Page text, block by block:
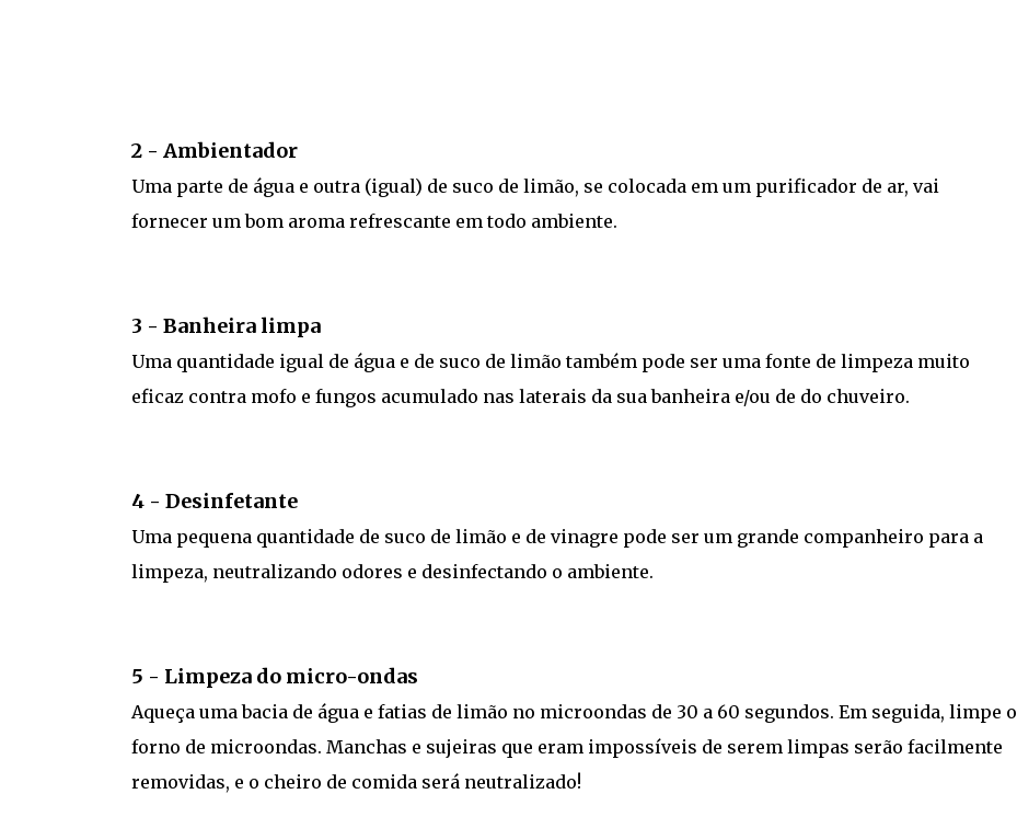
2 - Ambientador
Uma parte de água e outra (igual) de suco de limão, se colocada em um purificador de ar, vai
fornecer um bom aroma refrescante em todo ambiente.
3 - Banheira limpa
Uma quantidade igual de água e de suco de limão também pode ser uma fonte de limpeza muito
eficaz contra mofo e fungos acumulado nas laterais da sua banheira e/ou de do chuveiro.
4 - Desinfetante
Uma pequena quantidade de suco de limão e de vinagre pode ser um grande companheiro para a
limpeza, neutralizando odores e desinfectando o ambiente.
5 - Limpeza do micro-ondas
Aqueça uma bacia de água e fatias de limão no microondas de 30 a 60 segundos. Em seguida, limpe o
forno de microondas. Manchas e sujeiras que eram impossíveis de serem limpas serão facilmente
removidas, e o cheiro de comida será neutralizado!